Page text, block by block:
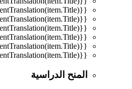
{{mmc.getCurrentTranslation(item.Title)}}
{{mmc.getCurrentTranslation(item.Title)}}
{{mmc.getCurrentTranslation(item.Title)}}
{{mmc.getCurrentTranslation(item.Title)}}
{{mmc.getCurrentTranslation(item.Title)}}
{{mmc.getCurrentTranslation(item.Title)}}
المنح الدراسية